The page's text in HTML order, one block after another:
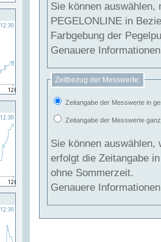
Sie können
PEGELONLINE in Beziehung
Farbgebung der
Genauere
Zeitbezug der Messwerte:
Zeitangabe der Messwerte in
Zeitangabe der Messwerte
Sie können auswählen,
erfolgt die Zeitangabe
ohne Sommerzeit.
Genauere